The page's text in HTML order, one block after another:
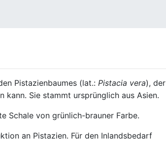
Pistazienbaumes (lat.: Pistacia vera), der
Sie stammt ursprünglich aus Asien.
Schale von grünlich-brauner Farbe.
an Pistazien. Für den Inlandsbedarf